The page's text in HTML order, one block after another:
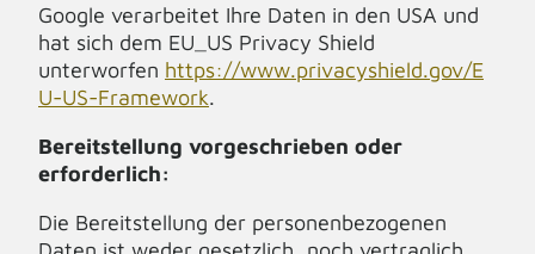
Google verarbeitet Ihre Daten in den USA und
hat sich dem EU_US Privacy Shield
unterworfen https://www.privacyshield.gov/E
U-US-Framework.
Bereitstellung vorgeschrieben oder
erforderlich:
Die Bereitstellung der personenbezogenen